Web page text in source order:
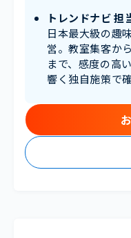
トレンドナビ 担
日本最大級の趣
営。教室集客か
まで、感度の高
響く独自施策で